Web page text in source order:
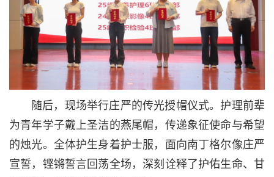
随后，现场举行庄严的传光授帽仪式。护理前辈
为青年学子戴上圣洁的燕尾帽，传递象征使命与希望
的烛光。全体护生身着护士服，面向南丁格尔像庄严
宣誓，铿锵誓言回荡全场，深刻诠释了护佑生命、甘